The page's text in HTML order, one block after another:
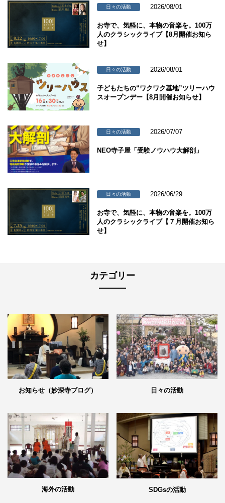
日々の活動 2026/08/01
お寺で、気軽に、本物の音楽を。100万
人のクラシックライブ【8月開催お知ら
せ】
日々の活動 2026/08/01
子どもたちの“ワクワク基地”ツリーハウ
スオープンデー【8月開催お知らせ】
日々の活動 2026/07/07
NEO寺子屋「受験ノウハウ大解剖」
日々の活動 2026/06/29
お寺で、気軽に、本物の音楽を。100万
人のクラシックライブ【７月開催お知ら
せ】
カテゴリー
お知らせ（妙深寺ブログ） 日々の活動
海外の活動 SDGsの活動